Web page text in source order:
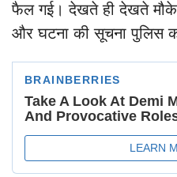
फैल गई। देखते ही देखते मौके
और घटना की सूचना पुलिस